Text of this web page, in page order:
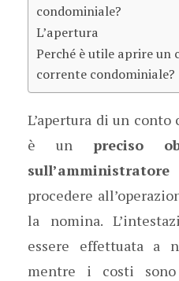
condominiale?
L’apertura
Perché è utile aprire un
corrente condominiale?
L’apertura di un
è un preciso
sull’amministratore
procedere
la nomina.
essere effettuata a
mentre i costi